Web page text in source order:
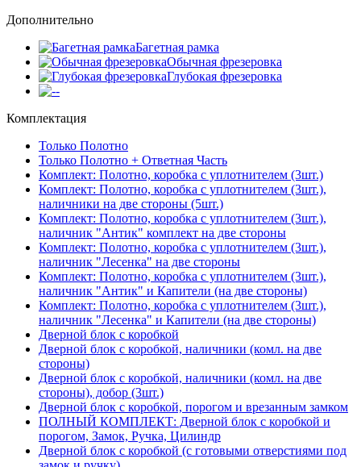
Дополнительно
Багетная рамка
Обычная фрезеровка
Глубокая фрезеровка
-
Комплектация
Только Полотно
Только Полотно + Ответная Часть
Комплект: Полотно, коробка с уплотнителем (3шт.)
Комплект: Полотно, коробка с уплотнителем (3шт.),
наличники на две стороны (5шт.)
Комплект: Полотно, коробка с уплотнителем (3шт.),
наличник "Антик" комплект на две стороны
Комплект: Полотно, коробка с уплотнителем (3шт.),
наличник "Лесенка" на две стороны
Комплект: Полотно, коробка с уплотнителем (3шт.),
наличник "Антик" и Капители (на две стороны)
Комплект: Полотно, коробка с уплотнителем (3шт.),
наличник "Лесенка" и Капители (на две стороны)
Дверной блок с коробкой
Дверной блок с коробкой, наличники (комл. на две
стороны)
Дверной блок с коробкой, наличники (комл. на две
стороны), добор (3шт.)
Дверной блок с коробкой, порогом и врезанным замком
ПОЛНЫЙ КОМПЛЕКТ: Дверной блок с коробкой и
порогом, Замок, Ручка, Цилиндр
Дверной блок с коробкой (с готовыми отверстиями под